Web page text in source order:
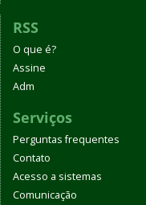
RSS
O que é?
Assine
Adm
Serviços
Perguntas frequentes
Contato
Acesso a sistemas
Comunicação